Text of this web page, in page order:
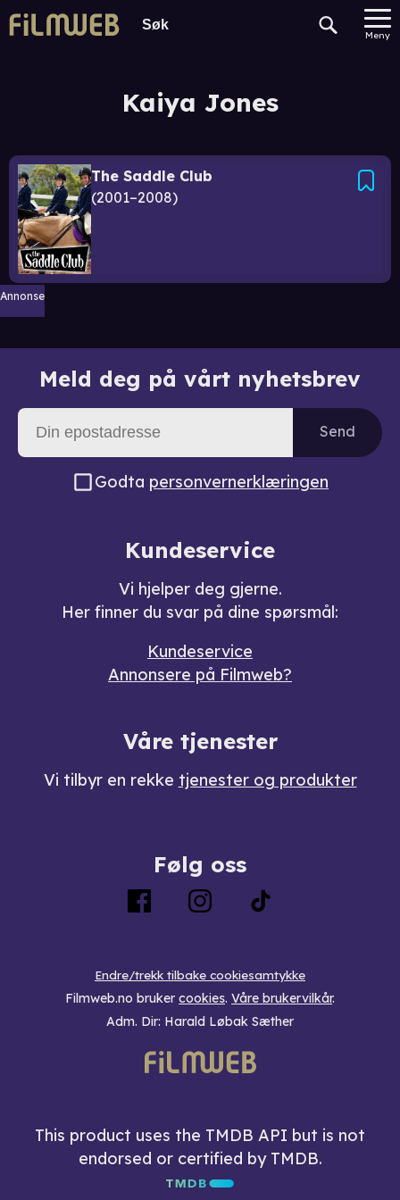
Meny
Kaiya Jones
The Saddle Club
2001–2008
Annonse
Meld deg på vårt nyhetsbrev
Send
Godta personvernerklæringen
Kundeservice
Vi hjelper deg gjerne.
Her finner du svar på dine spørsmål:
Kundeservice
Annonsere på Filmweb?
Våre tjenester
Vi tilbyr en rekke tjenester og produkter
Følg oss
Endre/trekk tilbake cookiesamtykke
Filmweb.no bruker cookies. Våre brukervilkår.
Adm. Dir: Harald Løbak Sæther
This product uses the TMDB API but is not
endorsed or certified by TMDB.